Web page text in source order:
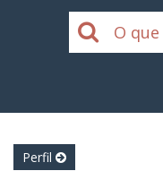
Perfil